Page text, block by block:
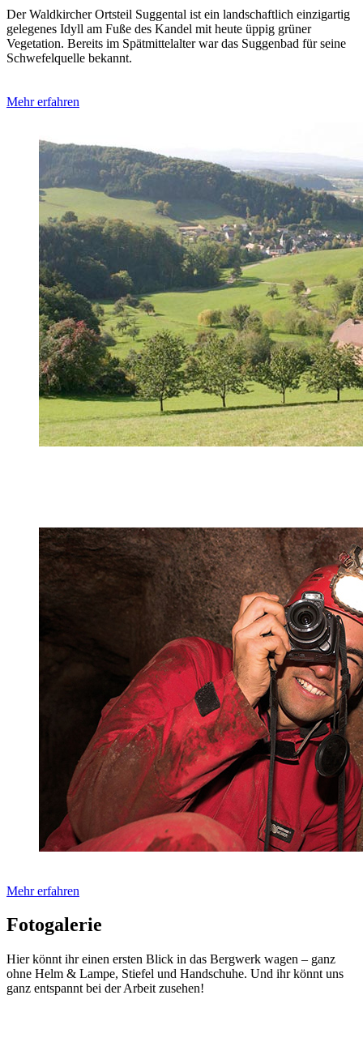
Der Waldkircher Ortsteil Suggental ist ein landschaftlich einzigartig
gelegenes Idyll am Fuße des Kandel mit heute üppig grüner
Vegetation. Bereits im Spätmittelalter war das Suggenbad für seine
Schwefelquelle bekannt.
Mehr erfahren
Mehr erfahren
Fotogalerie
Hier könnt ihr einen ersten Blick in das Bergwerk wagen – ganz
ohne Helm & Lampe, Stiefel und Handschuhe. Und ihr könnt uns
ganz entspannt bei der Arbeit zusehen!